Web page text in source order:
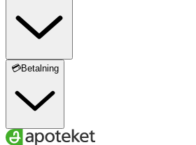
💳Betalning